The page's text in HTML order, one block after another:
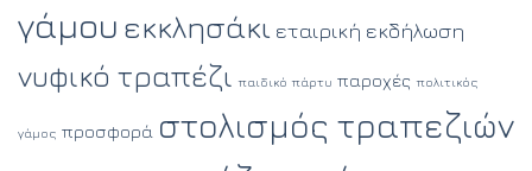
γάμου εκκλησάκι εταιρική εκδήλωση
νυφικό τραπέζι παιδικό πάρτυ παροχές πολιτικός
γάμος προσφορά στολισμός τραπεζιών